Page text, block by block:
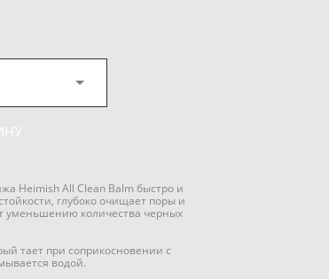
Heimish All Clean Balm быстро и
глубоко очищает поры и
уменьшению количества черных
тает при соприкосновении с
водой.